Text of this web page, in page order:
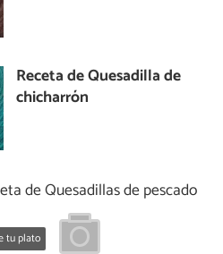
Receta de Quesadilla de
chicharrón
de Quesadillas de pescado
tu plato